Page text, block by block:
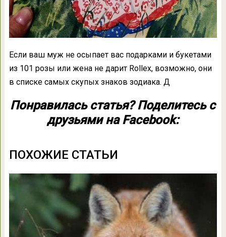
Если ваш муж не осыпает вас подарками и букетами
из 101 розы или жена не дарит Rollex, возможно, они
в списке самых скупых знаков зодиака. Д
Понравилась статья? Поделитесь с
друзьями на Facebook:
ПОХОЖИЕ СТАТЬИ